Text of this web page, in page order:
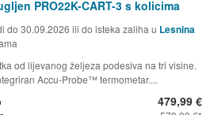
PRO22K-CART-3 s kolicima
do 30.09.2026 ili do isteka zaliha u Lesnina
od lijevanog željeza podesiva na tri visine.
Accu-Probe™ termometar....
479,99 €